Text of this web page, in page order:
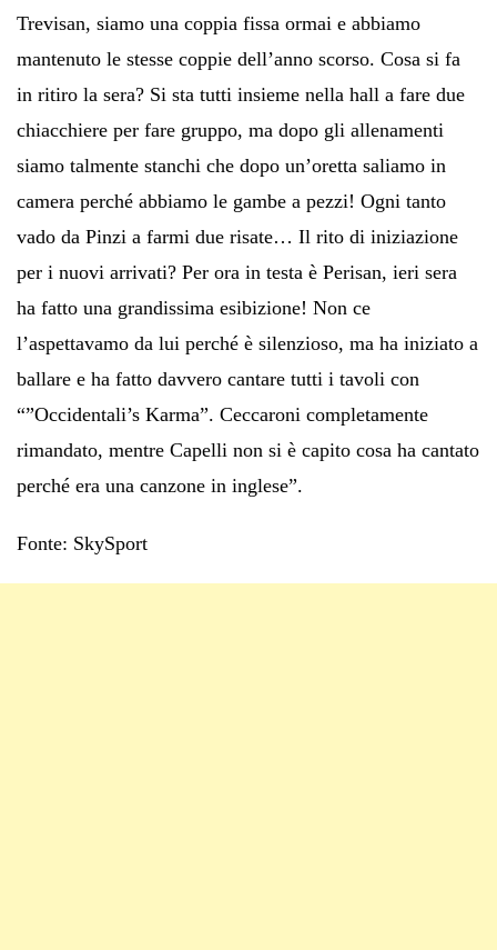
Trevisan, siamo una coppia fissa ormai e abbiamo
mantenuto le stesse coppie dell’anno scorso. Cosa si fa
in ritiro la sera? Si sta tutti insieme nella hall a fare due
chiacchiere per fare gruppo, ma dopo gli allenamenti
siamo talmente stanchi che dopo un’oretta saliamo in
camera perché abbiamo le gambe a pezzi! Ogni tanto
vado da Pinzi a farmi due risate… Il rito di iniziazione
per i nuovi arrivati? Per ora in testa è Perisan, ieri sera
ha fatto una grandissima esibizione! Non ce
l’aspettavamo da lui perché è silenzioso, ma ha iniziato a
ballare e ha fatto davvero cantare tutti i tavoli con
“”Occidentali’s Karma”. Ceccaroni completamente
rimandato, mentre Capelli non si è capito cosa ha cantato
perché era una canzone in inglese”.
Fonte: SkySport